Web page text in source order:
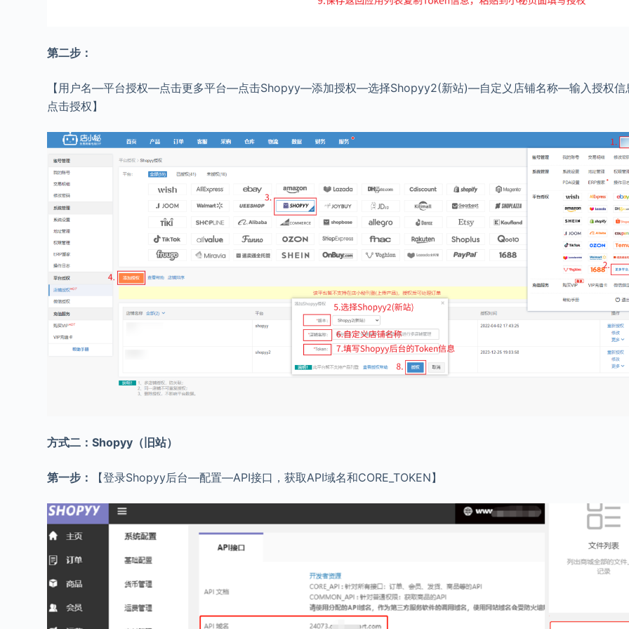
第二步：
【用户名—平台授权—点击更多平台—点击Shopyy—添加授权—选择Shopyy2(新站)—自定义店铺名称—输入授权信
点击授权】
方式二：Shopyy（旧站）
第一步： 【登录Shopyy后台—配置—API接口，获取API域名和CORE_TOKEN】